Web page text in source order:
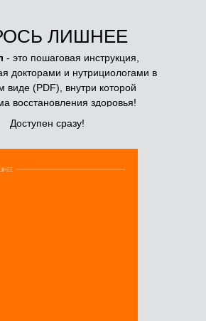
ЛИШНЕЕ
- это пошаговая инструкция,
докторами и нутрициологами в
виде (PDF), внутри которой
восстановления здоровья!
Доступен сразу!